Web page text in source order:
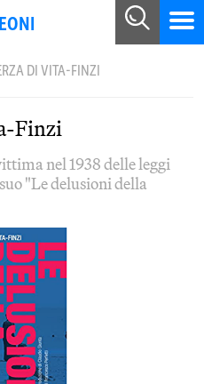
DI VITA-FINZI
Finzi
nel 1938 delle leggi
"Le delusioni della